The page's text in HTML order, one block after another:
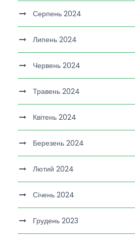
Серпень 2024
Липень 2024
Червень 2024
Травень 2024
Квітень 2024
Березень 2024
Лютий 2024
Січень 2024
Грудень 2023